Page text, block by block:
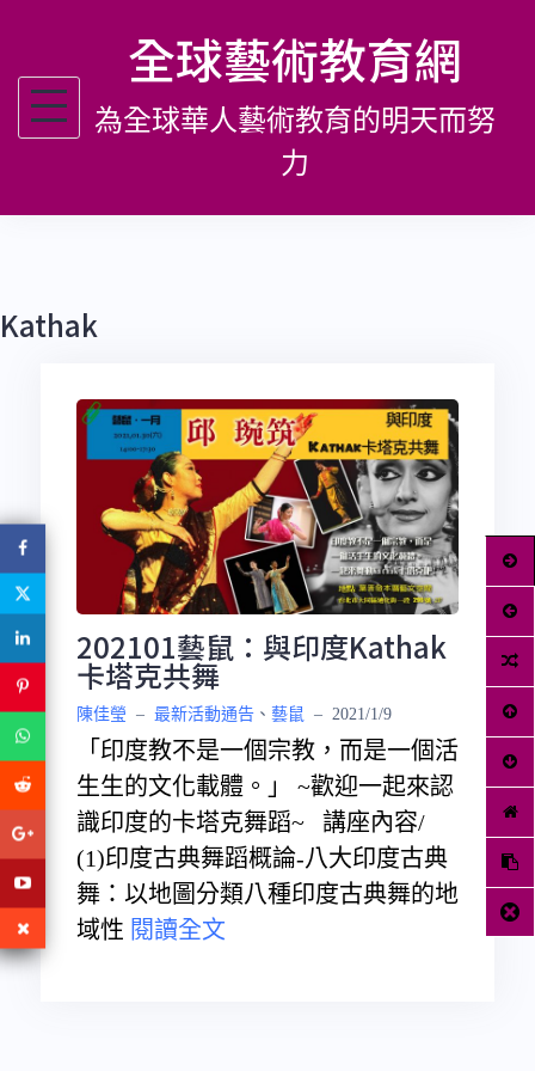
主
全球藝術教育網
為全球華人藝術教育的明天而努
力
Kathak
202101藝鼠：與印度Kathak
卡塔克共舞
陳佳瑩 – 最新活動通告 、 藝鼠 – 2021/1/9
「印度教不是一個宗教，而是一個活
生生的文化載體。」 ~歡迎一起來認
識印度的卡塔克舞蹈~ 講座內容/
(1)印度古典舞蹈概論-八大印度古典
舞：以地圖分類八種印度古典舞的地
域性 閱讀全文